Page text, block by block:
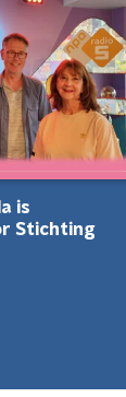
is
Stichting